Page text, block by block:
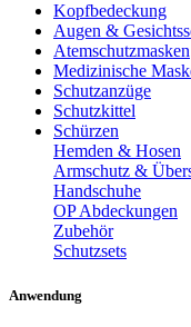
Kopfbedeckung
Augen &
Atemschutzmasken
Medizinische
Schutzanzüge
Schutzkittel
Schürzen
Hemden & Hosen
Armschutz &
Handschuhe
OP Abdeckungen
Zubehör
Schutzsets
Anwendung